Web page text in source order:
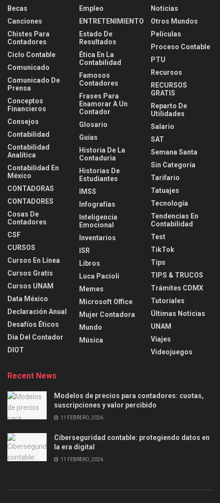
Becas
Canciones
Chistes Para
Contadores
Ciclo Contable
Comunicado
Comunicado De
Prensa
Conceptos
Financieros
Consejos
Contabilidad
Contabilidad
Analítica
Contabilidad En
México
CONTADORAS
CONTADORES
Cosas De
Contadores
CSF
CURSOS
Cursos En Línea
Cursos Gratis
Cursos UNAM
Data México
Declaración Anual
Desafíos Éticos
Día Del Contador
DIOT
Empleo
ENTRETENIMIENTO
Estado De
Resultados
Ética En La
Contabilidad
Famosos
Contadores
Frases Para
Enamorar A Un
Contador
Glosario
Guías
Historia De La
Contaduria
Historias De
Estudiantes
IMSS
Infografías
Inteligencia
Emocional
Inventarios
ISR
Libros
Luca Pacioli
Memes
Microsoft Office
Mujer Contadora
Mundo
Música
Noticias
Otros Mundos
Películas
Proceso Contable
PTU
Recursos
RECURSOS
GRATIS
Reparto De
Utilidades
Salario
SAT
Semana Santa
Sin Categoría
Tarifario
Tatuajes
Tecnología
Tendencias En
Contabilidad
Test
TikTok
Tips
TIPS & TRUCOS
Trámites CDMX
Tutoriales
Últimas Noticias
UNAM
Viajes
Videojuegos
Recent News
Modelos de precios para contadores: cuotas,
suscripciones y valor percibido
11 FEBRERO, 2026
Ciberseguridad contable: protegiendo datos en
la era digital
11 FEBRERO, 2026